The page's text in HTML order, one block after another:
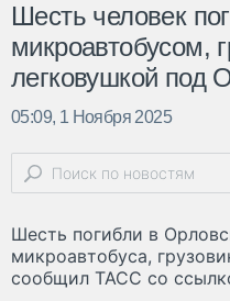
Шесть человек
микроавтобусом,
легковушкой под
05:09, 1 Ноября 2025
Шесть погибли в
микроавтобуса,
сообщил ТАСС со